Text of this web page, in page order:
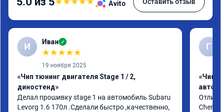
Avito
И Иван ✓
★★★★★
19 ноября 2025
«Чип тюнинг двигателя Stage 1 / 2,
диностенд»
Делал прошивку stage 1 на автомобиль Subaru
Levorg 1.6 170л .Сделали быстро ,качественно,
Г
«Чип
Chery